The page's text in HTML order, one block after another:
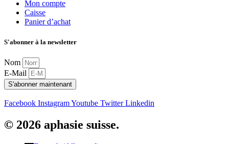
Mon compte
Caisse
Panier d’achat
S'abonner à la newsletter
Nom
E-Mail
S'abonner maintenant
Facebook InstagramYoutube Twitter Linkedin
© 2026 aphasie suisse.